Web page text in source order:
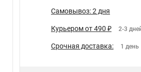
Самовывоз: 2 дня
Курьером от 490 ₽ 2-3
Срочная доставка: 1 день